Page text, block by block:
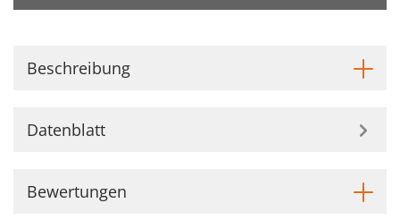
Beschreibung
Datenblatt
Bewertungen